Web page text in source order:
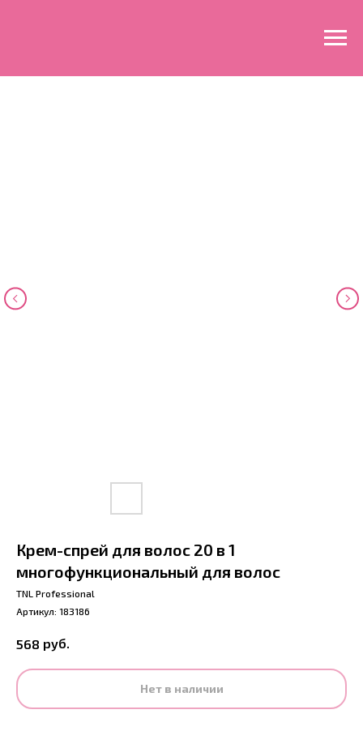
Крем-спрей для волос 20 в 1
многофункциональный для волос
TNL Professional
Артикул: 183186
568 руб.
Нет в наличии